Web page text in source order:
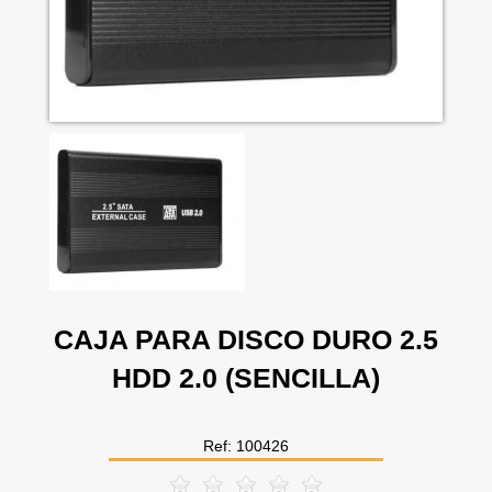
CAJA PARA DISCO DURO 2.5
HDD 2.0 (SENCILLA)
Ref: 100426